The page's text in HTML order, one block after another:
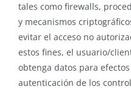
tales como firewalls,
y mecanismos
evitar el acceso no
estos fines, el usuario/
obtenga datos para
autenticación de los